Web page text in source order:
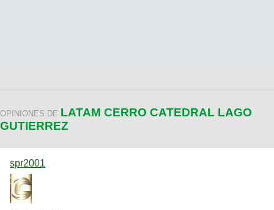
OPINIONES DE LATAM CERRO CATEDRAL LAGO
GUTIERREZ
spr2001